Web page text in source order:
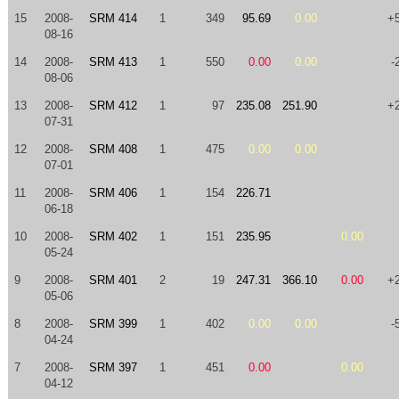
15
2008-
08-16
SRM 414 1 349 95.69 0.00
14
2008-
08-06
SRM 413 1 550 0.00 0.00 -
13
2008-
07-31
SRM 412 1 97 235.08 251.90
12
2008-
07-01
SRM 408 1 475 0.00 0.00
11
2008-
06-18
SRM 406 1 154 226.71
10
2008-
05-24
SRM 402 1 151 235.95 0.00
9
2008-
05-06
SRM 401 2 19 247.31 366.10 0.00
8
2008-
04-24
SRM 399 1 402 0.00 0.00 -
7
2008-
04-12
SRM 397 1 451 0.00 0.00